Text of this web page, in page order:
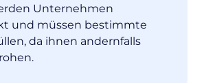
Unternehmen
und müssen bestimmte
da ihnen andernfalls